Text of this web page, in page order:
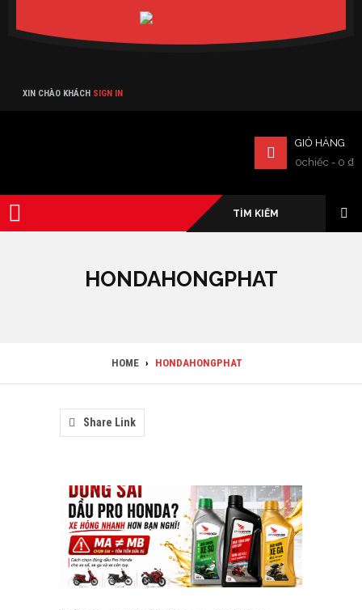
XIN CHÀO KHÁCH SIGN IN
GIỎ HÀNG
0chiếc - 0 ₫
HONDAHONGPHAT
HOME › HONDAHONGPHAT
Share Link